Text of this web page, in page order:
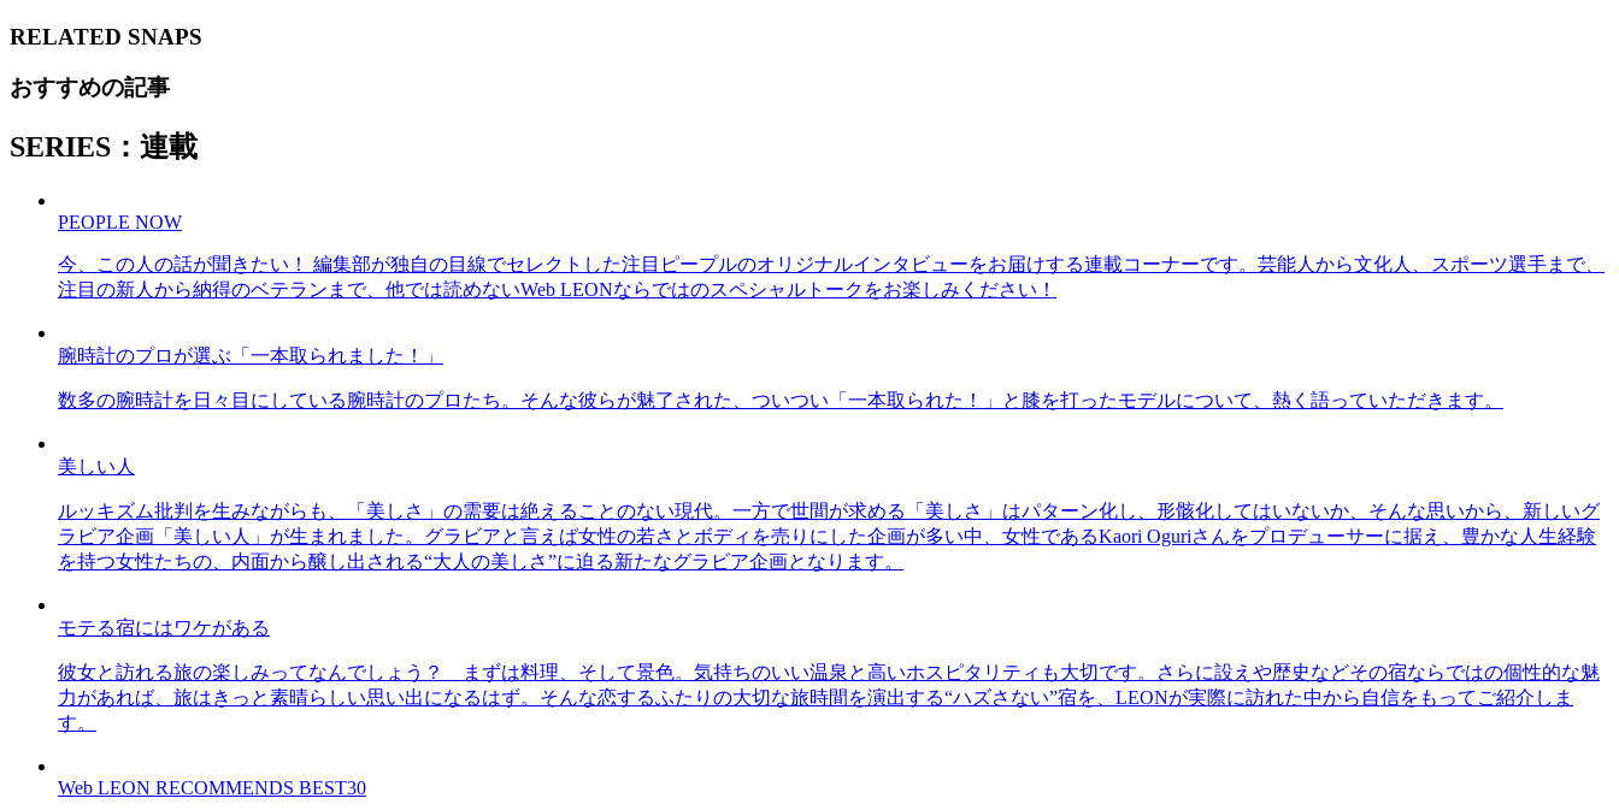
RELATED SNAPS
おすすめの記事
SERIES：連載
PEOPLE NOW
今、この人の話が聞きたい！ 編集部が独自の目線でセレクトした注目ピープルのオリジナルインタビューをお届けする連載コーナーです。芸能人から文化人、スポーツ選手まで、
注目の新人から納得のベテランまで、他では読めないWeb LEONならではのスペシャルトークをお楽しみください！
腕時計のプロが選ぶ「一本取られました！」
数多の腕時計を日々目にしている腕時計のプロたち。そんな彼らが魅了された、ついつい「一本取られた！」と膝を打ったモデルについて、熱く語っていただきます。
美しい人
ルッキズム批判を生みながらも、「美しさ」の需要は絶えることのない現代。一方で世間が求める「美しさ」はパターン化し、形骸化してはいないか、そんな思いから、新しいグ
ラビア企画「美しい人」が生まれました。グラビアと言えば女性の若さとボディを売りにした企画が多い中、女性であるKaori Oguriさんをプロデューサーに据え、豊かな人生経験
を持つ女性たちの、内面から醸し出される“大人の美しさ”に迫る新たなグラビア企画となります。
モテる宿にはワケがある
彼女と訪れる旅の楽しみってなんでしょう？ まずは料理、そして景色。気持ちのいい温泉と高いホスピタリティも大切です。さらに設えや歴史などその宿ならではの個性的な魅
力があれば、旅はきっと素晴らしい思い出になるはず。そんな恋するふたりの大切な旅時間を演出する“ハズさない”宿を、LEONが実際に訪れた中から自信をもってご紹介しま
す。
Web LEON RECOMMENDS BEST30